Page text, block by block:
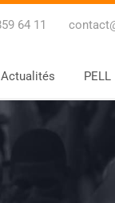
64 11
Actualités PELL